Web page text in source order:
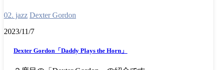
02. jazz Dexter Gordon
2023/11/7
Dexter Gordon「Daddy Plays the Horn」